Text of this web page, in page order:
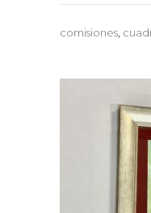
comisiones,